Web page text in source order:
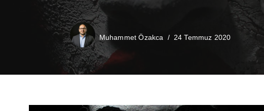
Muhammet Özakca 24 Temmuz 2020